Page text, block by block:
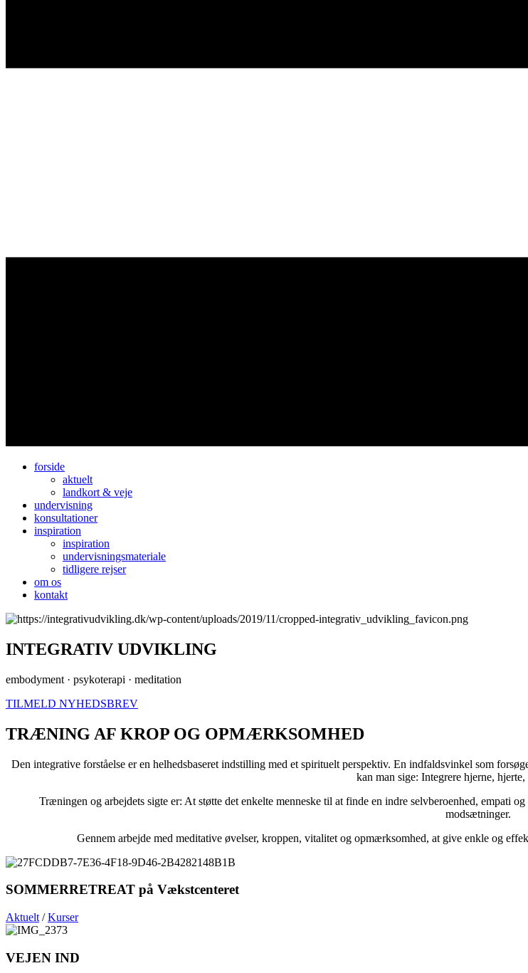
forside
aktuelt
landkort & veje
undervisning
konsultationer
inspiration
inspiration
undervisningsmateriale
tidligere rejser
om os
kontakt
INTEGRATIV UDVIKLING
embodyment · psykoterapi · meditation
TILMELD NYHEDSBREV
TRÆNING AF KROP OG OPMÆRKSOMHED
Den integrative forståelse er en helhedsbaseret indstilling med et spirituelt perspektiv. En indfaldsvinkel som
kan man sige: Integrere hjerne,
Træningen og arbejdets sigte er: At støtte det enkelte menneske til at finde en indre selvberoenhed, empati
modsætninger.
Gennem arbejde med meditative øvelser, kroppen, vitalitet og opmærksomhed, at give enkle og
SOMMERRETREAT på Vækstcenteret
Aktuelt /Kurser
VEJEN IND